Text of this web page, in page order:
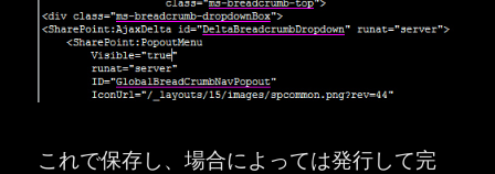
これで保存し、場合によっては発行して完